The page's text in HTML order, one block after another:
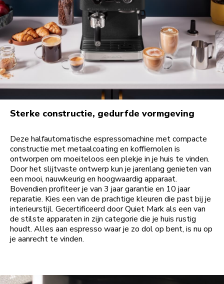
Sterke constructie, gedurfde vormgeving
Deze halfautomatische espressomachine met compacte
constructie met metaalcoating en koffiemolen is
ontworpen om moeiteloos een plekje in je huis te vinden.
Door het slijtvaste ontwerp kun je jarenlang genieten van
een mooi, nauwkeurig en hoogwaardig apparaat.
Bovendien profiteer je van 3 jaar garantie en 10 jaar
reparatie. Kies een van de prachtige kleuren die past bij je
interieurstijl. Gecertificeerd door Quiet Mark als een van
de stilste apparaten in zijn categorie die je huis rustig
houdt. Alles aan espresso waar je zo dol op bent, is nu op
je aanrecht te vinden.